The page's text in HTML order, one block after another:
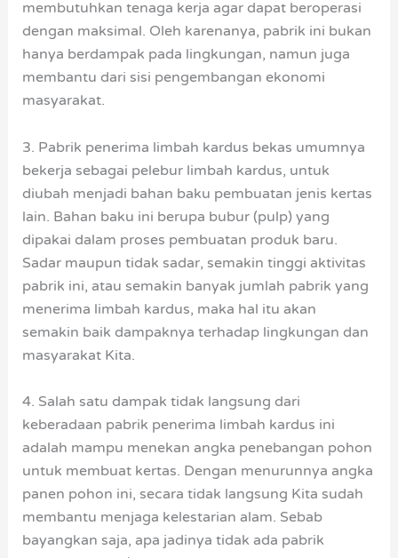
membutuhkan tenaga kerja agar dapat beroperasi
dengan maksimal. Oleh karenanya, pabrik ini bukan
hanya berdampak pada lingkungan, namun juga
membantu dari sisi pengembangan ekonomi
masyarakat.
3. Pabrik penerima limbah kardus bekas umumnya
bekerja sebagai pelebur limbah kardus, untuk
diubah menjadi bahan baku pembuatan jenis kertas
lain. Bahan baku ini berupa bubur (pulp) yang
dipakai dalam proses pembuatan produk baru.
Sadar maupun tidak sadar, semakin tinggi aktivitas
pabrik ini, atau semakin banyak jumlah pabrik yang
menerima limbah kardus, maka hal itu akan
semakin baik dampaknya terhadap lingkungan dan
masyarakat Kita.
4. Salah satu dampak tidak langsung dari
keberadaan pabrik penerima limbah kardus ini
adalah mampu menekan angka penebangan pohon
untuk membuat kertas. Dengan menurunnya angka
panen pohon ini, secara tidak langsung Kita sudah
membantu menjaga kelestarian alam. Sebab
bayangkan saja, apa jadinya tidak ada pabrik